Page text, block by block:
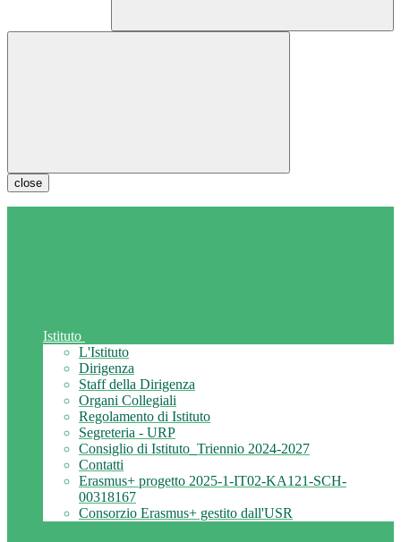
close
Istituto
L'Istituto
Dirigenza
Staff della Dirigenza
Organi Collegiali
Regolamento di Istituto
Segreteria - URP
Consiglio di Istituto_Triennio 2024-2027
Contatti
Erasmus+ progetto 2025-1-IT02-KA121-SCH-
00318167
Consorzio Erasmus+ gestito dall'USR